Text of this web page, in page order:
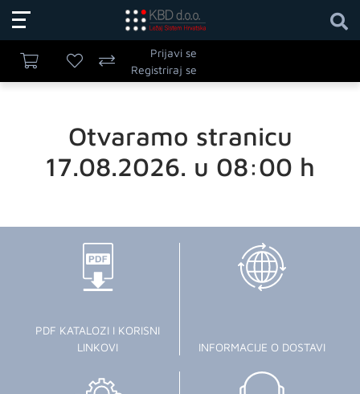
Prijavi se
Registriraj se
Otvaramo stranicu
17.08.2026. u 08:00 h
PDF KATALOZI I KORISNI
LINKOVI
INFORMACIJE O DOSTAVI